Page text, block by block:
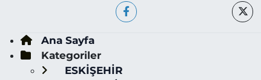
Ana Sayfa
Kategoriler
ESKİŞEHİR